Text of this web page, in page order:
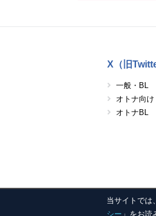
X（旧
一般・BL
オトナ向け
オトナBL
当サイトでは
シー 」をお読